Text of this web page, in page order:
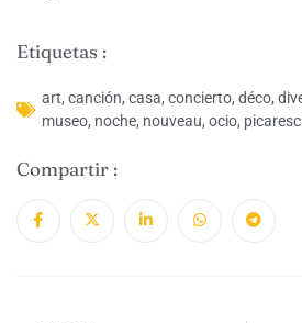
Etiquetas :
art, canción, casa, concierto, déco,
museo, noche, nouveau, ocio,
Compartir :